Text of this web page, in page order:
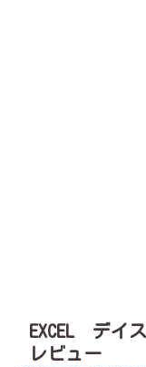
EXCEL デイ
レビュー